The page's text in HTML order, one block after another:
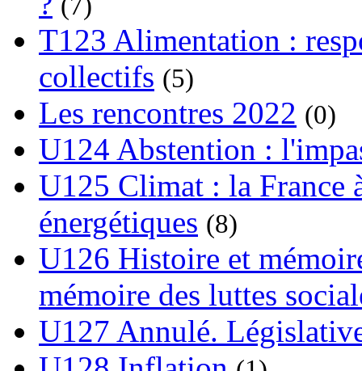
T123 Alimentation :
collectifs (5)
Les rencontres 2022 (0)
U124 Abstention :
U125 Climat : la France
énergétiques (8)
U126 Histoire et
mémoire des luttes
U127 Annulé.